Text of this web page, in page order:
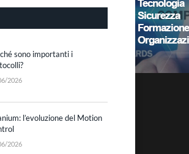
sono importanti i
2026
l’evoluzione del Motion
2026